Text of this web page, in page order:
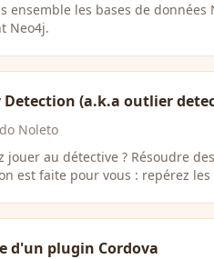
ensemble les bases de données
Neo4j.
Detection (a.k.a outlier
Noleto
jouer au détective ? Résoudre
est faite pour vous : repérez
d'un plugin Cordova